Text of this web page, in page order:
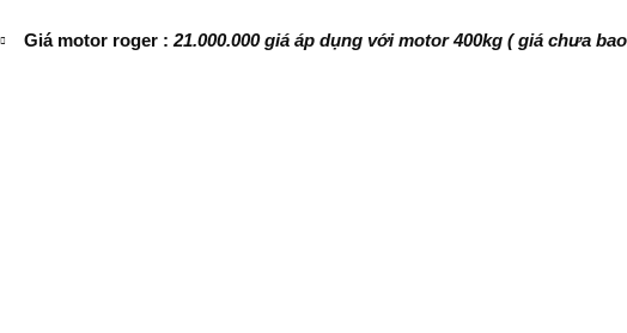
Giá motor roger : 21.000.000 giá áp dụng với motor 400kg ( giá chưa